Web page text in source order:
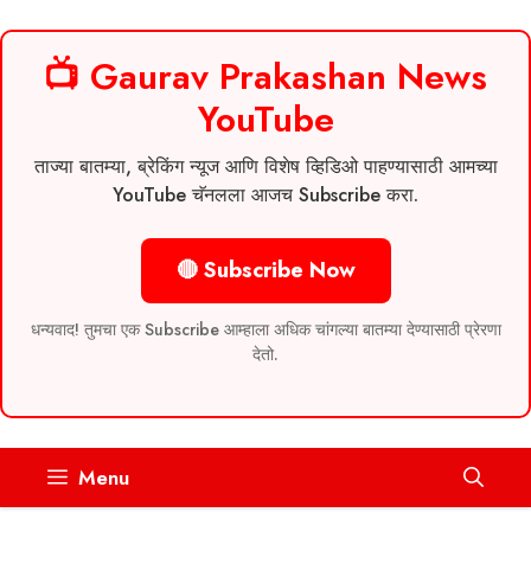
📺 Gaurav Prakashan News
YouTube
ताज्या बातम्या, ब्रेकिंग न्यूज आणि विशेष व्हिडिओ पाहण्यासाठी आमच्या
YouTube चॅनलला आजच Subscribe करा.
🔴 Subscribe Now
धन्यवाद! तुमचा एक Subscribe आम्हाला अधिक चांगल्या बातम्या देण्यासाठी प्रेरणा
देतो.
Menu